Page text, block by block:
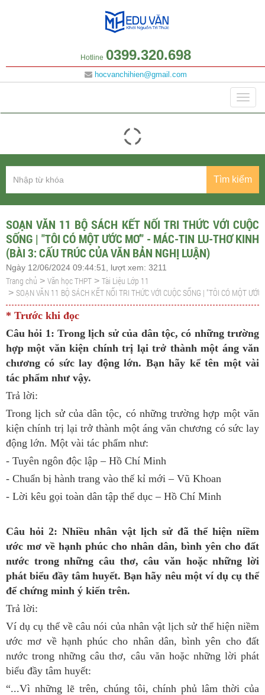
Hotline 0399.320.698
hocvanchihien@gmail.com
Tìm kiếm
SOẠN VĂN 11 BỘ SÁCH KẾT NỐI TRI THỨC VỚI CUỘC
SỐNG | "TÔI CÓ MỘT ƯỚC MƠ" - MÁC-TIN LU-THƠ KINH
(BÀI 3: CẤU TRÚC CỦA VĂN BẢN NGHỊ LUẬN)
Ngày 12/06/2024 09:44:51, lượt xem: 3211
Trang chủ > Văn học THPT > Tài Liệu Lớp 11
> SOẠN VĂN 11 BỘ SÁCH KẾT NỐI TRI THỨC VỚI CUỘC SỐNG | "TÔI CÓ MỘT
* Trước khi đọc
Câu hỏi 1: Trong lịch sử của dân tộc, có những trường
hợp một văn kiện chính trị lại trở thành một áng văn
chương có sức lay động lớn. Bạn hãy kể tên một vài
tác phẩm như vậy.
Trả lời:
Trong lịch sử của dân tộc, có những trường hợp một văn
kiện chính trị lại trở thành một áng văn chương có sức lay
động lớn. Một vài tác phẩm như:
- Tuyên ngôn độc lập – Hồ Chí Minh
- Chuẩn bị hành trang vào thế kỉ mới – Vũ Khoan
- Lời kêu gọi toàn dân tập thể dục – Hồ Chí Minh
Câu hỏi 2: Nhiều nhân vật lịch sử đã thể hiện niềm
ước mơ về hạnh phúc cho nhân dân, bình yên cho đất
nước trong những câu thơ, câu văn hoặc những lời
phát biểu đầy tâm huyết. Bạn hãy nêu một ví dụ cụ thể
để chứng minh ý kiến trên.
Trả lời:
Ví dụ cụ thể về câu nói của nhân vật lịch sử thể hiện niềm
ước mơ về hạnh phúc cho nhân dân, bình yên cho đất
nước trong những câu thơ, câu văn hoặc những lời phát
biểu đầy tâm huyết:
“...Vì những lẽ trên, chúng tôi, chính phủ lâm thời của